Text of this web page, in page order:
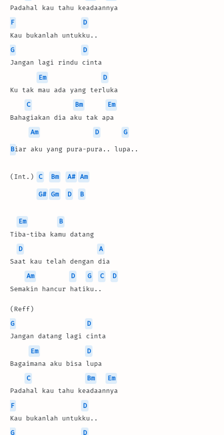
Padahal kau tahu keadaannya
F
D
Kau bukanlah untukku..
G
D
Jangan lagi rindu cinta
Em
D
Ku tak mau ada yang terluka
C
Bm
Em
Bahagiakan dia aku tak apa
Am
D G
Biar aku yang pura-pura.. lupa..
(Int.) C Bm A# Am
G# Gm D B
Em
B
Tiba-tiba kamu datang
D
A
Saat kau telah dengan dia
Am
D G C
D
Semakin hancur hatiku..
(Reff)
G
D
Jangan datang lagi cinta
Em
D
Bagaimana aku bisa lupa
C
Bm
Em
Padahal kau tahu keadaannya
F
D
Kau bukanlah untukku..
G
D